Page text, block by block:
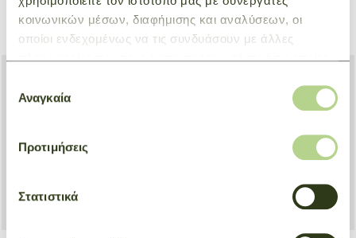
κοινωνικών μέσων, διαφήμισης και αναλύσεων, οι
οποίοι ενδεχομένως να τις συνδυάσουν με άλλες
πληροφορίες που τους έχετε παραχωρήσει ή τις οποίες
των υπηρεσιών τους.
συγκατάθεσης
Αναγκαία
Προτιμήσεις
Στατιστικά
Κόκκινο
€ 115,00 € 80,50
€ 115,00